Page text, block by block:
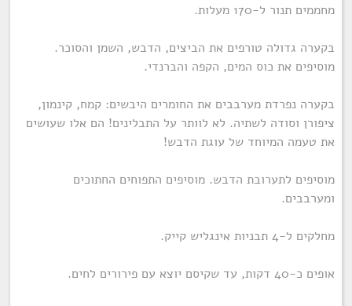
מחממים תנור ל-170 מעלות.
בקערה גדולה טורפים את הביצים, הדבש, השמן והסוכר.
מוסיפים את כוס המים, הקפה והברנדי.
בקערה נפרדת מערבבים את החומרים היבשים: קמח, קינמון,
ציפורן וסודה לשתיה. לא לוותר על התבלינים! הם אלו שעושים
את טעמה המיוחד של עוגת הדבש!
מוסיפים לתערובת הדבש. מוסיפים התפוחים החתוכים
ומערבבים.
מחלקים ל-4 תבניות אינגליש קייק.
אופים כ-40 דקות, עד שקיסם יוצא עם פירורים לחים.